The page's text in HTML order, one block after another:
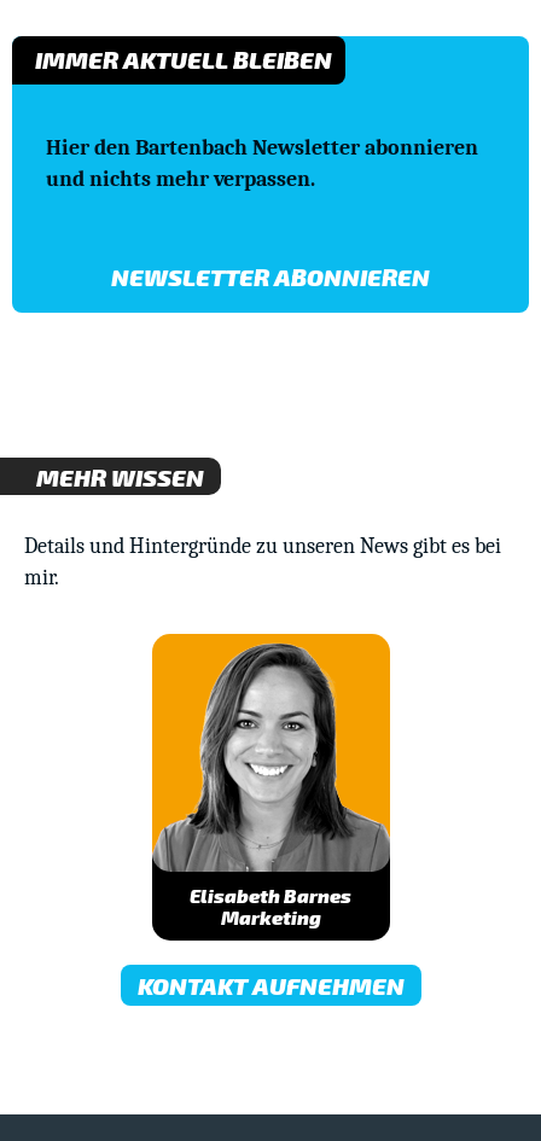
IMMER AKTUELL BLEIBEN
Hier den Bartenbach Newsletter abonnieren
und nichts mehr verpassen.
NEWSLETTER ABONNIEREN
MEHR WISSEN
Details und Hintergründe zu unseren News gibt es bei
mir.
Elisabeth Barnes
Marketing
KONTAKT AUFNEHMEN